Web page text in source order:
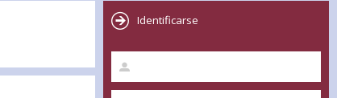
Identificarse